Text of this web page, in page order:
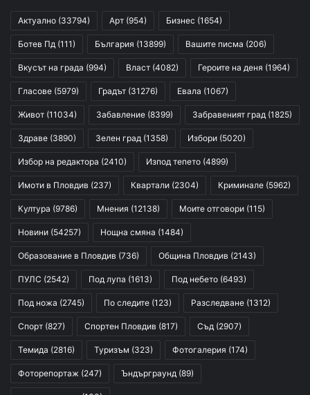
Актуално (33794) Арт (954) Бизнес (1654)
Ботев Пд (111) България (13899) Вашите писма (206)
Вкусът на града (994) Власт (4082) Героите на деня (1964)
Гласове (5979) Градът (31276) Евала (1067)
Живот (11034) Забавление (8399) Забравеният град (1825)
Здраве (3890) Зелен град (1358) Избори (5020)
Избор на редактора (2410) Изпод тепето (4899)
Имоти в Пловдив (237) Квартали (2304) Криминале (5962)
Култура (9786) Мнения (12138) Моите отговори (115)
Новини (54257) Нощна смяна (1484)
Образование в Пловдив (736) Община Пловдив (2143)
ПУЛС (2542) Под лупа (1613) Под небето (6493)
Под ножа (2745) По следите (123) Разследване (1312)
Спорт (827) Спортен Пловдив (817) Съд (2907)
Темида (2816) Туризъм (323) Фотогалерия (174)
Фоторепортаж (247) Ъндърграунд (89)